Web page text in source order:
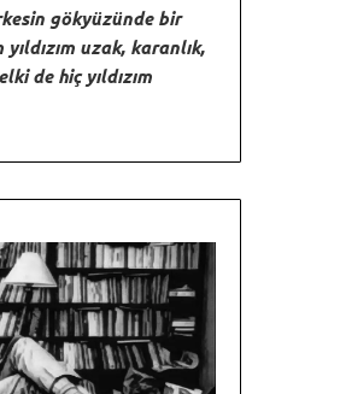
gökyüzünde bir
yıldızım uzak, karanlık,
de hiç yıldızım